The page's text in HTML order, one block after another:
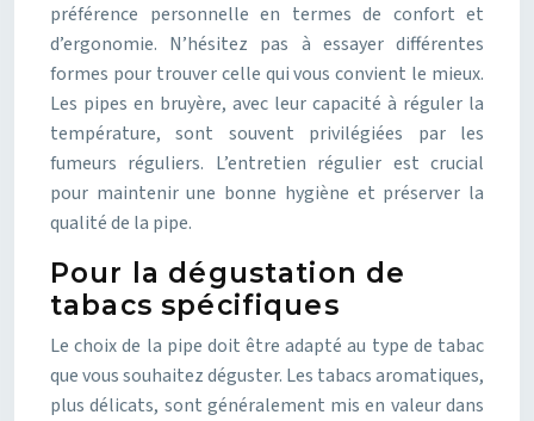
préférence personnelle en termes de confort et
d’ergonomie. N’hésitez pas à essayer différentes
formes pour trouver celle qui vous convient le mieux.
Les pipes en bruyère, avec leur capacité à réguler la
température, sont souvent privilégiées par les
fumeurs réguliers. L’entretien régulier est crucial
pour maintenir une bonne hygiène et préserver la
qualité de la pipe.
Pour la dégustation de
tabacs spécifiques
Le choix de la pipe doit être adapté au type de tabac
que vous souhaitez déguster. Les tabacs aromatiques,
plus délicats, sont généralement mis en valeur dans